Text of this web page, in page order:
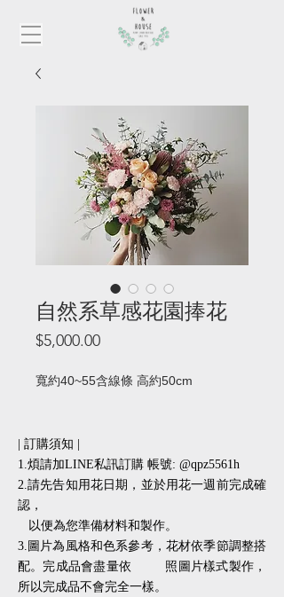
自然系草感花園捧花
$5,000.00價
寬約40~55含線條 高約50cm
| 訂購須知 |
1.煩請加LINE私訊訂購 帳號: @qpz5561h
2.請先告知用花日期，並於用花一週前完成確
認，
以便為您準備材料和製作。
3.圖片為風格和色系參考，花材依季節調整搭
配。完成品會盡量依 照圖片樣式製作，
所以完成品不會完全一樣。